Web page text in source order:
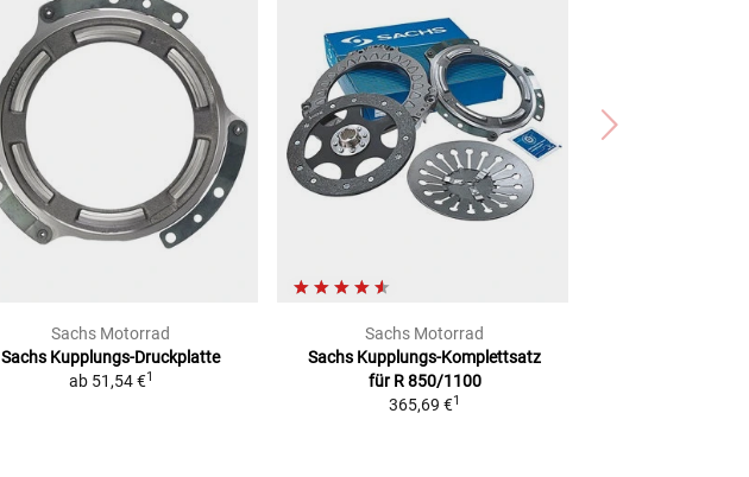
Sachs Motorrad
Sachs Kupplungs-Druckplatte
ab 51,54 €1
Sachs Motorrad
Sachs Kupplungs-Komplettsatz
für R 850/1100
365,69 €1